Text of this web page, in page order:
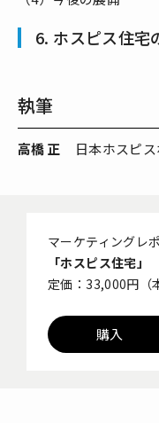
6. ホスピス住宅
執筆
高橋 正 日本ホスピス
マーケティングレ
「ホスピス住宅」
定価：33,000円（
購入